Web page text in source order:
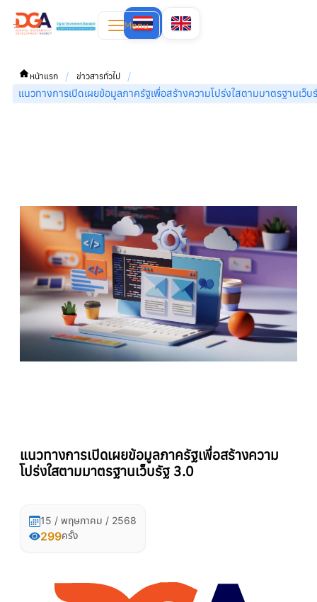
Menu
หน้าแรก / ข่าวสารทั่วไป
/
แนวทางการเปิดเผยข้อมูลภาครัฐเพื่อสร้างความโปร่งใสตามมาตรฐานเว็บ
แนวทางการเปิดเผยข้อมูลภาครัฐเพื่อสร้างความ
โปร่งใสตามมาตรฐานเว็บรัฐ 3.0
15 / พฤษภาคม / 2568
299ครั้ง